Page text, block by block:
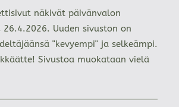
näkivät päivänvalon
26.4.2026. Uuden sivuston on
"kevyempi" ja selkeämpi.
Sivustoa muokataan vielä